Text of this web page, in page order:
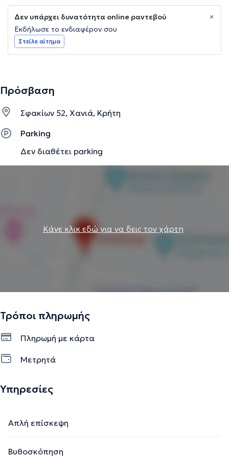
Δεν υπάρχει δυνατότητα online ραντεβού
Εκδήλωσε το ενδιαφέρον σου
Στείλε αίτημα
Πρόσβαση
Σφακίων 52, Χανιά, Κρήτη
Parking
Δεν διαθέτει parking
Κάνε κλικ εδώ για να δεις τον χάρτη
Τρόποι πληρωμής
Πληρωμή με κάρτα
Μετρητά
Υπηρεσίες
Απλή επίσκεψη
Βυθοσκόπηση